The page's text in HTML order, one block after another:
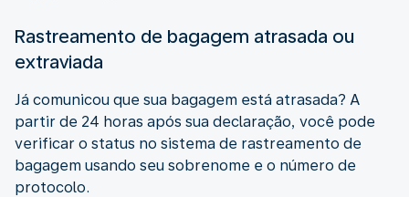
Rastreamento de bagagem atrasada ou
extraviada
Já comunicou que sua bagagem está atrasada? A
partir de 24 horas após sua declaração, você pode
verificar o status no sistema de rastreamento de
bagagem usando seu sobrenome e o número de
protocolo.